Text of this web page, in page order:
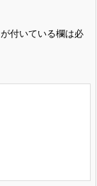
が付いている欄は必